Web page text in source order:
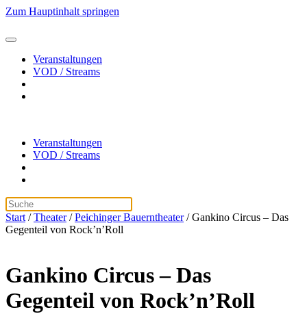
Zum Hauptinhalt springen
Veranstaltungen
VOD / Streams
Veranstaltungen
VOD / Streams
Start /Theater/Peichinger Bauerntheater/ Gankino Circus – Das
Gegenteil von Rock’n’Roll
Gankino Circus – Das
Gegenteil von Rock’n’Roll